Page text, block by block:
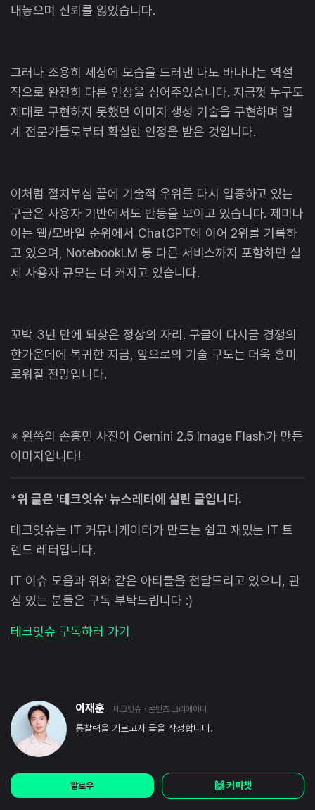
내놓으며 신뢰를 잃었습니다.
그러나 조용히 세상에 모습을 드러낸 나노 바나나는 역설
적으로 완전히 다른 인상을 심어주었습니다. 지금껏 누구도
제대로 구현하지 못했던 이미지 생성 기술을 구현하며 업
계 전문가들로부터 확실한 인정을 받은 것입니다.
이처럼 절치부심 끝에 기술적 우위를 다시 입증하고 있는
구글은 사용자 기반에서도 반등을 보이고 있습니다. 제미나
이는 웹/모바일 순위에서 ChatGPT에 이어 2위를 기록하
고 있으며, NotebookLM 등 다른 서비스까지 포함하면 실
제 사용자 규모는 더 커지고 있습니다.
꼬박 3년 만에 되찾은 정상의 자리. 구글이 다시금 경쟁의
한가운데에 복귀한 지금, 앞으로의 기술 구도는 더욱 흥미
로워질 전망입니다.
※ 왼쪽의 손흥민 사진이 Gemini 2.5 Image Flash가 만든
이미지입니다!
*위 글은 '테크잇슈' 뉴스레터에 실린 글입니다.
테크잇슈는 IT 커뮤니케이터가 만드는 쉽고 재밌는 IT 트
렌드 레터입니다.
IT 이슈 모음과 위와 같은 아티클을 전달드리고 있으니, 관
심 있는 분들은 구독 부탁드립니다 :)
테크잇슈 구독하러 가기
이재훈 테크잇슈 · 콘텐츠 크리에이터
통찰력을 기르고자 글을 작성합니다.
팔로우 🙌 커피챗